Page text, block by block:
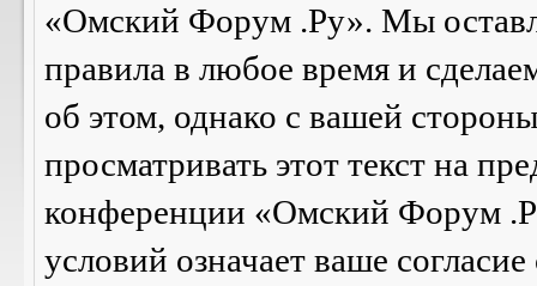
«Омский Форум .Ру». Мы
правила в любое время и
об этом, однако с вашей
просматривать этот текст на
конференции «Омский Форум
условий означает ваше